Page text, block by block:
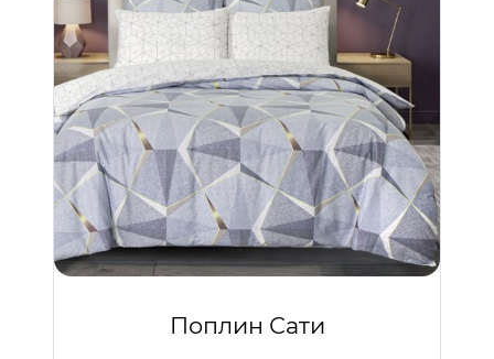
Поплин Сати